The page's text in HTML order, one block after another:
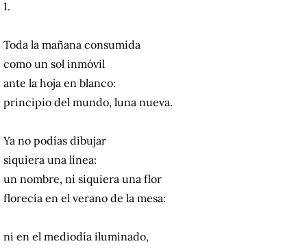
1.
Toda la mañana consumida
como un sol inmóvil
ante la hoja en blanco:
principio del mundo, luna nueva.
Ya no podías dibujar
siquiera una línea:
un nombre, ni siquiera una flor
florecía en el verano de la mesa:
ni en el mediodía iluminado,